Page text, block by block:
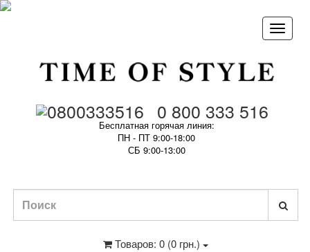
0 800 333 516
Бесплатная горячая линия:
ПН - ПТ 9:00-18:00
СБ 9:00-13:00
Товаров: 0 (0 грн.)